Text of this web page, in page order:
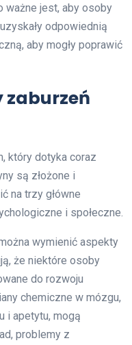
ważne jest, aby osoby
odpowiednią
aby mogły poprawić
zaburzeń
który dotyka coraz
są złożone i
na trzy główne
i społeczne.
wymienić aspekty
że niektóre osoby
do rozwoju
chemiczne w mózgu,
i apetytu, mogą
problemy z